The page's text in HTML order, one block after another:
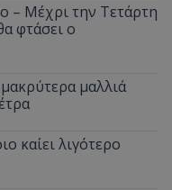
– Μέχρι την Τετάρτη
φτάσει ο
μαλλιά
καίει λιγότερο